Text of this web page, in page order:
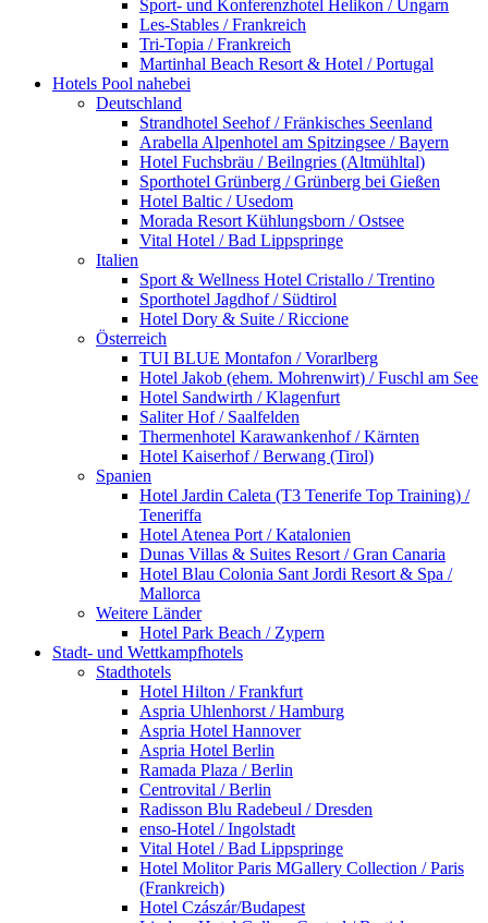
Sport- und Konferenzhotel Helikon / Ungarn
Les-Stables / Frankreich
Tri-Topia / Frankreich
Martinhal Beach Resort & Hotel / Portugal
Hotels Pool nahebei
Deutschland
Strandhotel Seehof / Fränkisches Seenland
Arabella Alpenhotel am Spitzingsee / Bayern
Hotel Fuchsbräu / Beilngries (Altmühltal)
Sporthotel Grünberg / Grünberg bei Gießen
Hotel Baltic / Usedom
Morada Resort Kühlungsborn / Ostsee
Vital Hotel / Bad Lippspringe
Italien
Sport & Wellness Hotel Cristallo / Trentino
Sporthotel Jagdhof / Südtirol
Hotel Dory & Suite / Riccione
Österreich
TUI BLUE Montafon / Vorarlberg
Hotel Jakob (ehem. Mohrenwirt) / Fuschl am See
Hotel Sandwirth / Klagenfurt
Saliter Hof / Saalfelden
Thermenhotel Karawankenhof / Kärnten
Hotel Kaiserhof / Berwang (Tirol)
Spanien
Hotel Jardin Caleta (T3 Tenerife Top Training) /
Teneriffa
Hotel Atenea Port / Katalonien
Dunas Villas & Suites Resort / Gran Canaria
Hotel Blau Colonia Sant Jordi Resort & Spa /
Mallorca
Weitere Länder
Hotel Park Beach / Zypern
Stadt- und Wettkampfhotels
Stadthotels
Hotel Hilton / Frankfurt
Aspria Uhlenhorst / Hamburg
Aspria Hotel Hannover
Aspria Hotel Berlin
Ramada Plaza / Berlin
Centrovital / Berlin
Radisson Blu Radebeul / Dresden
enso-Hotel / Ingolstadt
Vital Hotel / Bad Lippspringe
Hotel Molitor Paris MGallery Collection / Paris
(Frankreich)
Hotel Czászár/Budapest